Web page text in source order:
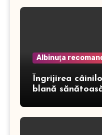
Albinuţa
Îngrijirea
blană